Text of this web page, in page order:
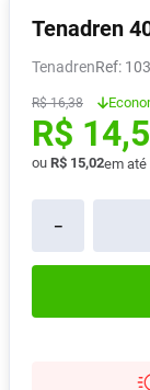
Tenadren
Tenadren :
R$ 16,38
R$ 14,
ou R$ 15,02em até
－
6º
9
10º Lavitan